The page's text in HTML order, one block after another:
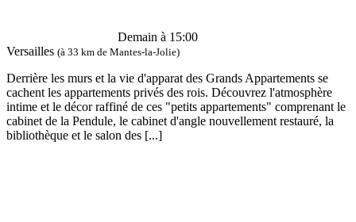
Demain à 15:00
Versailles (à 33 km de Mantes-la-Jolie)
Derrière les murs et la vie d'apparat des Grands Appartements se
cachent les appartements privés des rois. Découvrez l'atmosphère
intime et le décor raffiné de ces "petits appartements" comprenant le
cabinet de la Pendule, le cabinet d'angle nouvellement restauré, la
bibliothèque et le salon des [...]